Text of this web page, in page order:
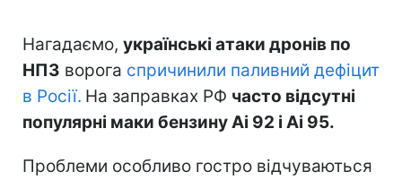
Нагадаємо, українські атаки дронів по
НПЗ ворога спричинили паливний дефіцит
в Росії. На заправках РФ часто відсутні
популярні маки бензину Ai 92 і Ai 95.
Проблеми особливо гостро відчуваються